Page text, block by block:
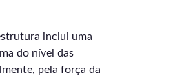
inclui uma
do nível das
pela força da